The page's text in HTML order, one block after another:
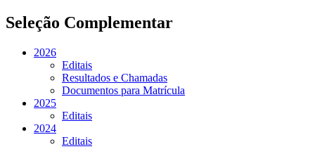
Seleção Complementar
2026
Editais
Resultados e Chamadas
Documentos para Matrícula
2025
Editais
2024
Editais